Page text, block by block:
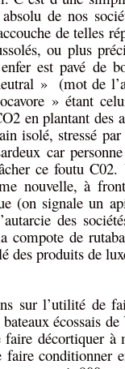
de nos
de telles
ou plus
est pavé de
» (mot de
» étant
en plantant des
isolé, stressé
car
ce foutu
nouvelle, à
(on signale un
des
compote de
des produits de
sur l’utilité de
écossais
décortiquer
faire conditionner